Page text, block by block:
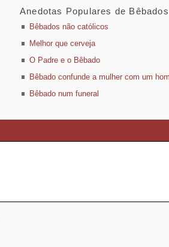
Anedotas Populares de Bêbados
Bêbados não católicos
Melhor que cerveja
O Padre e o Bêbado
Bêbado confunde a mulher com um
Bêbado num funeral